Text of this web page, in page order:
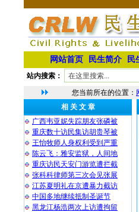
网站首页 民生简介 民
站内搜索：
您当前所在的位置：
相 关 文 章
广西韦亚妮失踪朋友张磷被
重庆数十访民集访胡贵琴被
王怡牧师人身权利受到严重
陈云飞：雅安监狱，人间地
重庆访民天安门游览遭拦截
张科科律师第三次会见张展
江苏夏明礼在京遭暴力截访
中国多地继续抵制圣诞节
黑龙江杨浩两次上访遭拘留